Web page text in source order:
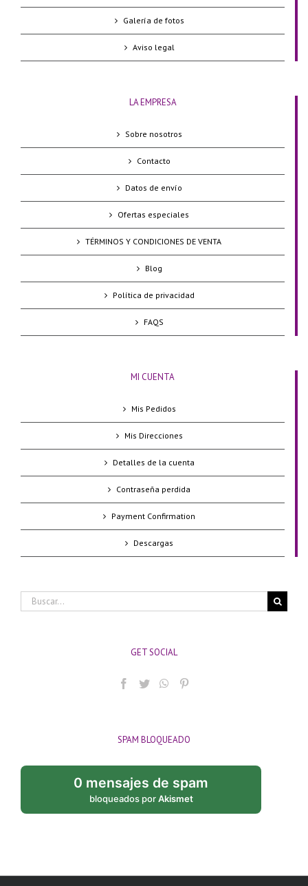
Galería de fotos
Aviso legal
LA EMPRESA
Sobre nosotros
Contacto
Datos de envío
Ofertas especiales
TÉRMINOS Y CONDICIONES DE VENTA
Blog
Política de privacidad
FAQS
MI CUENTA
Mis Pedidos
Mis Direcciones
Detalles de la cuenta
Contraseña perdida
Payment Confirmation
Descargas
Buscar:
GET SOCIAL
SPAM BLOQUEADO
0 mensajes de spam
bloqueados porAkismet